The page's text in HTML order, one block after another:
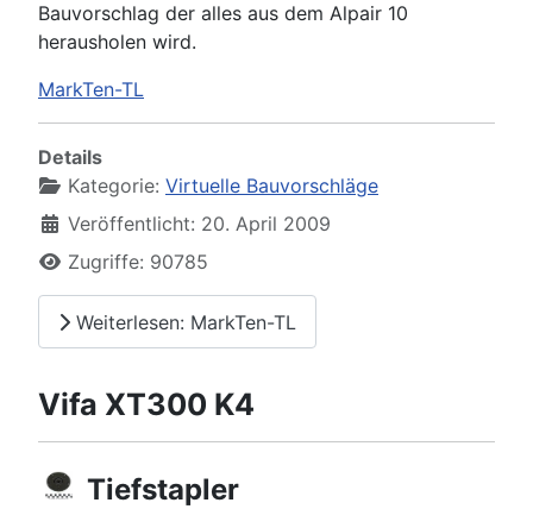
Bauvorschlag der alles aus dem Alpair 10
herausholen wird.
MarkTen-TL
Details
Kategorie: Virtuelle Bauvorschläge
Veröffentlicht: 20. April 2009
Zugriffe: 90785
Weiterlesen: MarkTen-TL
Vifa XT300 K4
Tiefstapler